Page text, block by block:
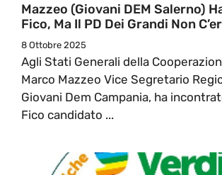
Mazzeo (Giovani DEM Salerno)
Fico, Ma Il PD Dei Grandi Non
8 Ottobre 2025
Agli Stati Generali della
Marco Mazzeo Vice Segretario
Giovani Dem Campania, ha
Fico candidato ...